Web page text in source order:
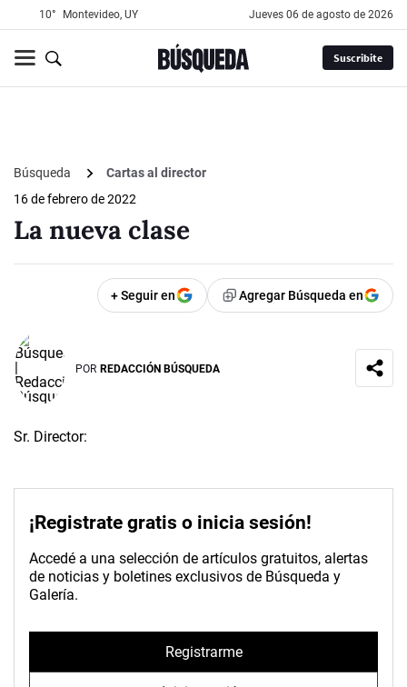
10° Montevideo, UY jueves 06 de agosto de 2026
Suscribite
Búsqueda
Cartas al director
16 de febrero de 2022
La nueva clase
+ Seguir en Agregar Búsqueda en
POR REDACCIÓN BÚSQUEDA
Sr. Director:
¡Registrate gratis o inicia sesión!
Accedé a una selección de artículos gratuitos, alertas
de noticias y boletines exclusivos de Búsqueda y
Galería.
Registrarme